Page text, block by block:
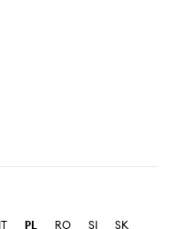
IT PL RO SI SK